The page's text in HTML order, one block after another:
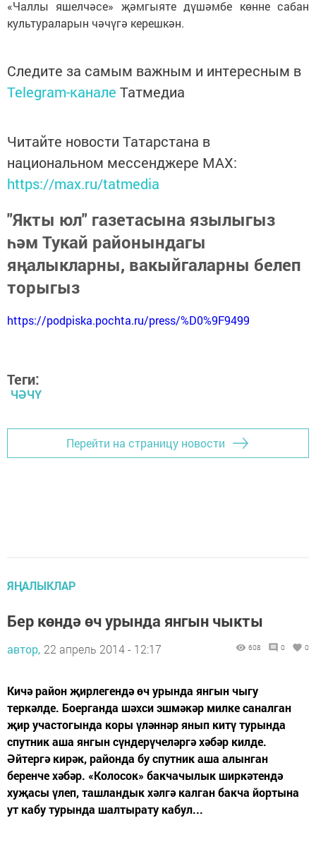
«Чаллы яшелчәсе» җәмгыяте дүшәмбе көнне сабан
культураларын чәчүгә керешкән.
Следите за самым важным и интересным в
Telegram-канале Татмедиа
Читайте новости Татарстана в
национальном мессенджере MАХ:
https://max.ru/tatmedia
"Якты юл" газетасына язылыгыз
һәм Тукай районындагы
яңалыкларны, вакыйгаларны белеп
торыгыз
https://podpiska.pochta.ru/press/%D0%9F9499
Теги:
ЧӘЧҮ
Перейти на страницу новости
ЯҢАЛЫКЛАР
Бер көндә өч урында янгын чыкты
автор, 22 апрель 2014 - 12:17 608 0 0
Кичә район җирлегендә өч урында янгын чыгу
теркәлде. Боерганда шәхси эшмәкәр милке саналган
җир участогында коры үләннәр янып китү турында
спутник аша янгын сүндерүчеләргә хәбәр килде.
Әйтергә кирәк, районда бу спутник аша алынган
беренче хәбәр. «Колосок» бакчачылык ширкәтендә
хуҗасы үлеп, ташландык хәлгә калган бакча йортына
ут кабу турында шалтырату кабул...